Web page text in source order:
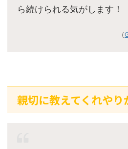
ら続けられる気がします！
（
親切に教えてくれやり